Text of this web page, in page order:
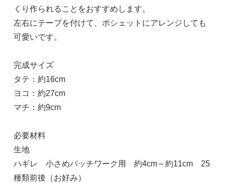
くり作られることをおすすめします。
左右にテープを付けて、ポシェットにアレンジしても
可愛いです。
完成サイズ
タテ：約16cm
ヨコ：約27cm
マチ：約9cm
必要材料
生地
ハギレ 小さめパッチワーク用 約4cm～約11cm 25
種類前後（お好み）